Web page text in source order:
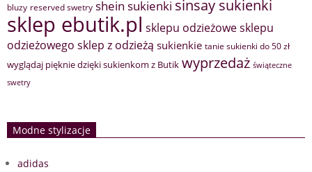
bluzy reserved swetry shein sukienki sinsay sukienki
sklep ebutik.pl sklepu odzieżowesklepu
odzieżowego sklep z odzieżą sukienkie tanie sukienki do 50 zł
wyglądaj pięknie dzięki sukienkom z Butik wyprzedaż świąteczne
swetry
Modne stylizacje
adidas